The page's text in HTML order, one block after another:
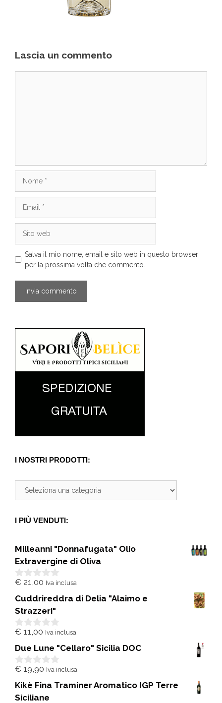
Lascia un commento
web
Salva il mio nome, email e sito web in questo browser
per la prossima volta che commento.
I NOSTRI PRODOTTI:
I PIÙ VENDUTI:
Milleanni "Donnafugata" Olio
Extravergine di Oliva
0
u
5
€ 21,00 Iva inclusa
Cuddrireddra di Delia "Alaimo e
Strazzeri"
0
u
5
€ 11,00 Iva inclusa
Due Lune "Cellaro" Sicilia DOC
0
u
5
€ 19,90 Iva inclusa
Kikè Fina Traminer Aromatico IGP Terre
Siciliane